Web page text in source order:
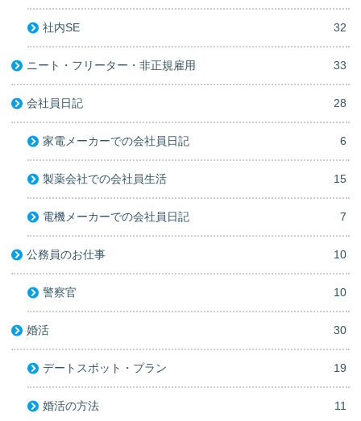
社内SE 32
ニート・フリーター・非正規雇用 33
会社員日記 28
家電メーカーでの会社員日記 6
製薬会社での会社員生活 15
電機メーカーでの会社員日記 7
公務員のお仕事 10
警察官 10
婚活 30
デートスポット・プラン 19
婚活の方法 11